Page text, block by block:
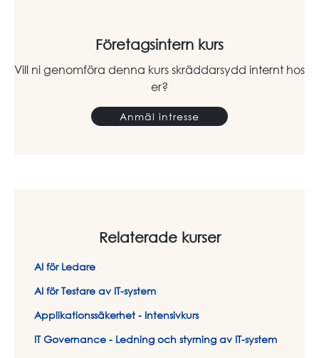
Företagsintern kurs
Vill ni genomföra denna kurs skräddarsydd internt hos
er?
Anmäl intresse
Relaterade kurser
AI för Ledare
AI för Testare av IT-system
Applikationssäkerhet - Intensivkurs
IT Governance - Ledning och styrning av IT-system